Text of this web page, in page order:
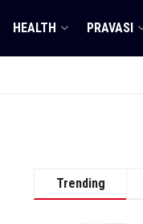
HEALTH PRAVASI
Trending